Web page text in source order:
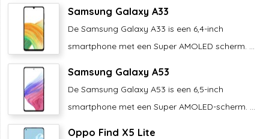
Samsung Galaxy A33
De Samsung Galaxy A33 is een 6,4-inch
smartphone met een Super AMOLED scherm. ...
Samsung Galaxy A53
De Samsung Galaxy A53 is een 6,5-inch
smartphone met een Super AMOLED-scherm. ...
Oppo Find X5 Lite